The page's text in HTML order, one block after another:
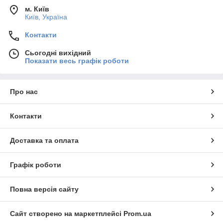
м. Київ
Київ, Україна
Контакти
Сьогодні вихідний
Показати весь графік роботи
Про нас
Контакти
Доставка та оплата
Графік роботи
Повна версія сайту
Сайт створено на маркетплейсі Prom.ua